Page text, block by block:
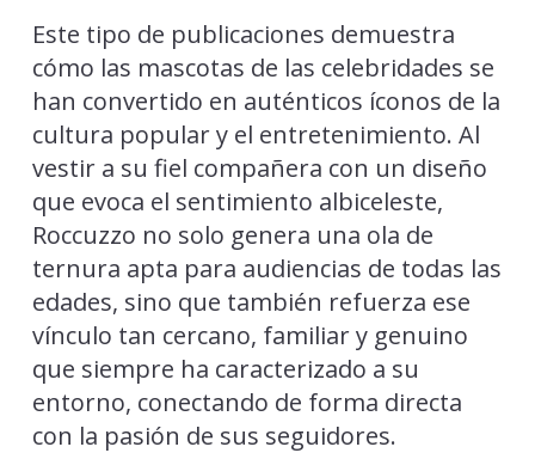
Este tipo de publicaciones demuestra
cómo las mascotas de las celebridades se
han convertido en auténticos íconos de la
cultura popular y el entretenimiento. Al
vestir a su fiel compañera con un diseño
que evoca el sentimiento albiceleste,
Roccuzzo no solo genera una ola de
ternura apta para audiencias de todas las
edades, sino que también refuerza ese
vínculo tan cercano, familiar y genuino
que siempre ha caracterizado a su
entorno, conectando de forma directa
con la pasión de sus seguidores.